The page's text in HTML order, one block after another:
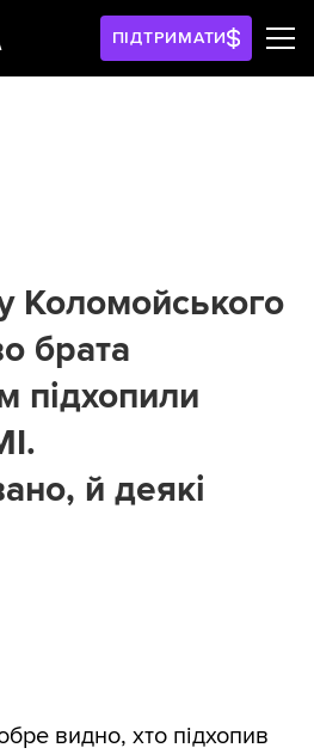
ПІДТРИМАТИ
Коломойського
брата
підхопили
й деякі
видно, хто підхопив